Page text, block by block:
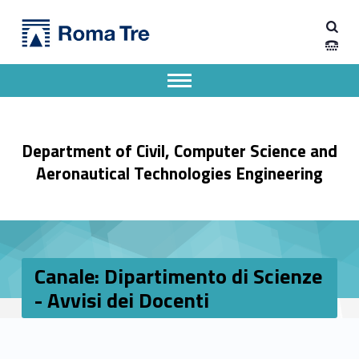
Canale: Dipartimento di Scienze - Avvisi dei Docenti - Dipartimento di Ingegneria Civile, Informatica e delle Tecnologie Aeronautiche
Department of Civil, Computer Science and
Aeronautical Technologies Engineering
Apri il menu secondario
Header info sidebar
Canale: Dipartimento di Scienze
- Avvisi dei Docenti